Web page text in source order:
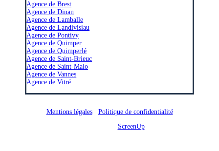
Agence de Brest
Agence de Dinan
Agence de Lamballe
Agence de Landivisiau
Agence de Pontivy
Agence de Quimper
Agence de Quimperlé
Agence de Saint-Brieuc
Agence de Saint-Malo
Agence de Vannes
Agence de Vitré
Mentions légales/ Politique de confidentialité
ScreenUp